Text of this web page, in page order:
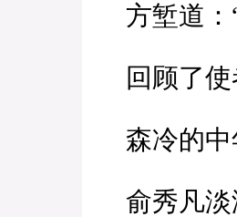
方堑道
回顾了使
森冷的中
俞秀凡淡